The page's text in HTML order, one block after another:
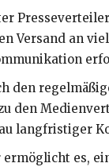
Versand an
den
den
langfristiger
es,